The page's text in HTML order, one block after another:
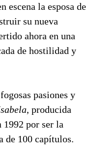
escena la esposa de
su nueva
ahora en una
de hostilidad y
pasiones y
, producida
1992 por ser la
de 100 capítulos.